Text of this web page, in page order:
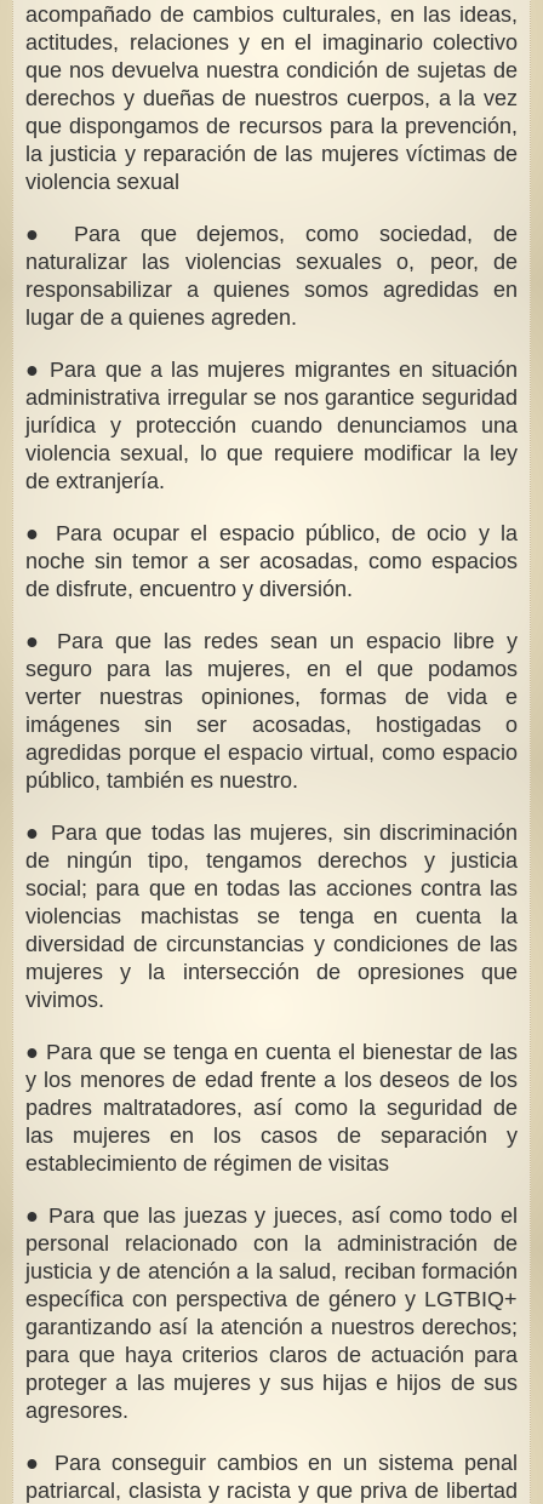
acompañado de cambios culturales, en las ideas,
actitudes, relaciones y en el imaginario colectivo
que nos devuelva nuestra condición de sujetas de
derechos y dueñas de nuestros cuerpos, a la vez
que dispongamos de recursos para la prevención,
la justicia y reparación de las mujeres víctimas de
violencia sexual
● Para que dejemos, como sociedad, de
naturalizar las violencias sexuales o, peor, de
responsabilizar a quienes somos agredidas en
lugar de a quienes agreden.
● Para que a las mujeres migrantes en situación
administrativa irregular se nos garantice seguridad
jurídica y protección cuando denunciamos una
violencia sexual, lo que requiere modificar la ley
de extranjería.
● Para ocupar el espacio público, de ocio y la
noche sin temor a ser acosadas, como espacios
de disfrute, encuentro y diversión.
● Para que las redes sean un espacio libre y
seguro para las mujeres, en el que podamos
verter nuestras opiniones, formas de vida e
imágenes sin ser acosadas, hostigadas o
agredidas porque el espacio virtual, como espacio
público, también es nuestro.
● Para que todas las mujeres, sin discriminación
de ningún tipo, tengamos derechos y justicia
social; para que en todas las acciones contra las
violencias machistas se tenga en cuenta la
diversidad de circunstancias y condiciones de las
mujeres y la intersección de opresiones que
vivimos.
● Para que se tenga en cuenta el bienestar de las
y los menores de edad frente a los deseos de los
padres maltratadores, así como la seguridad de
las mujeres en los casos de separación y
establecimiento de régimen de visitas
● Para que las juezas y jueces, así como todo el
personal relacionado con la administración de
justicia y de atención a la salud, reciban formación
específica con perspectiva de género y LGTBIQ+
garantizando así la atención a nuestros derechos;
para que haya criterios claros de actuación para
proteger a las mujeres y sus hijas e hijos de sus
agresores.
● Para conseguir cambios en un sistema penal
patriarcal, clasista y racista y que priva de libertad